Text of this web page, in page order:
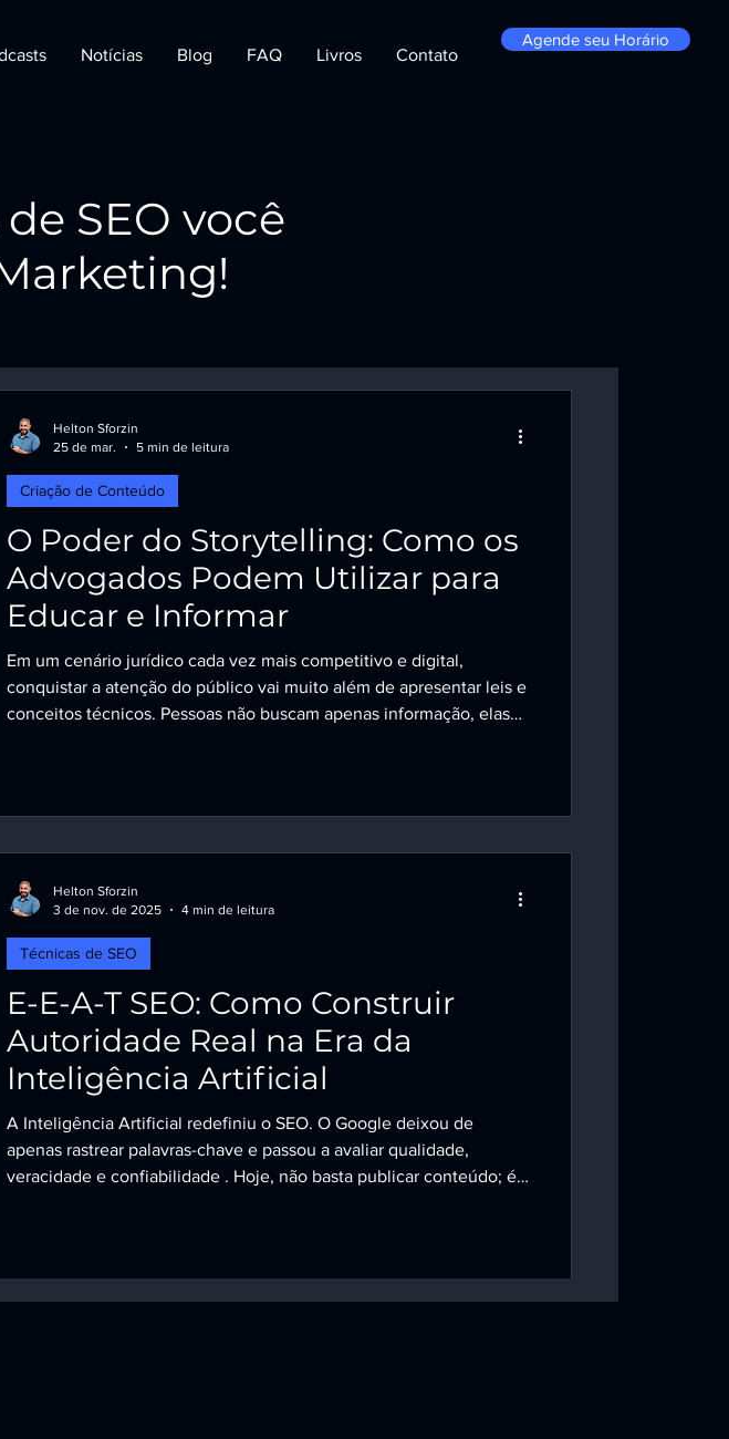
Notícias Blog FAQ Livros Contato
Agende seu Horário
SEO você
O Poder do Storytelling: Como os
Advogados Podem Utilizar para
Educar e Informar
Em um cenário jurídico cada vez mais competitivo e digital,
conquistar a atenção do público vai muito além de apresentar leis e
conceitos técnicos. Pessoas não buscam apenas informação, elas
expressamente vedado pelas normas da OAB. Pelo contrário, trata-
Criação de Conteúdo
Helton Sforzin
25 de mar.
5 min de leitura
E-E-A-T SEO: Como Construir
Autoridade Real na Era da
Inteligência Artificial
A Inteligência Artificial redefiniu o SEO. O Google deixou de
apenas rastrear palavras-chave e passou a avaliar qualidade,
veracidade e confiabilidade . Hoje, não basta publicar conteúdo; é
Empresários que entendem e aplicam essa metodologia,
Técnicas de SEO
Helton Sforzin
3 de nov. de 2025
4 min de leitura